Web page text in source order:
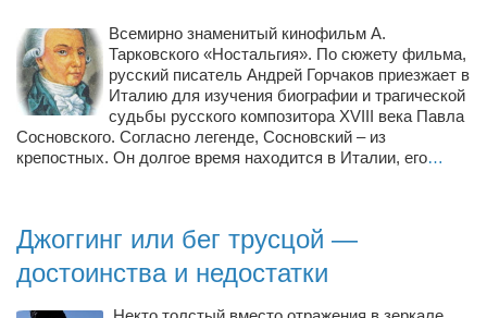
Фестиваль. Конкурс «Колибри» 2017
Конкурс «Колибри» 2016
Конкурс «Колибри» 2015
Конкурс «Колибри» 2014
Всемирно знаменитый кинофильм А.
Тарковского «Ностальгия». По сюжету фильма,
русский писатель Андрей Горчаков приезжает в
Италию для изучения биографии и трагической
судьбы русского композитора XVIII века Павла
Сосновского. Согласно легенде, Сосновский – из
крепостных. Он долгое время находится в Италии, его…
Джоггинг или бег трусцой —
достоинства и недостатки